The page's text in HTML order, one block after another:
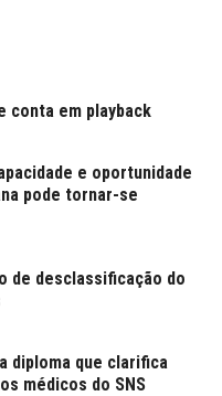
conta em playback
e oportunidade
pode tornar-se
de desclassificação do
diploma que clarifica
médicos do SNS